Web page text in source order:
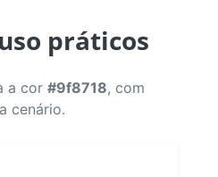
práticos
a cor #9f8718, com
cenário.